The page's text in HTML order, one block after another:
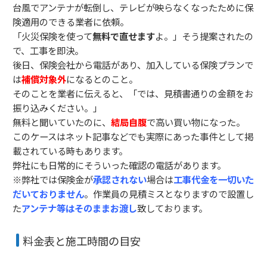
台風でアンテナが転倒し、テレビが映らなくなったために保
険適用のできる業者に依頼。
「火災保険を使って無料で直せますよ。」そう提案されたの
で、工事を即決。
後日、保険会社から電話があり、加入している保険プランで
は補償対象外になるとのこと。
そのことを業者に伝えると、「では、見積書通りの金額をお
振り込みください。」
無料と聞いていたのに、 結局自腹で高い買い物になった。
このケースはネット記事などでも実際にあった事件として掲
載されている時もあります。
弊社にも日常的にそういった確認の電話があります。
※弊社では保険金が承認されない場合は工事代金を一切いた
だいておりません。作業員の見積ミスとなりますので設置し
たアンテナ等はそのままお渡し致しております。
料金表と施工時間の目安